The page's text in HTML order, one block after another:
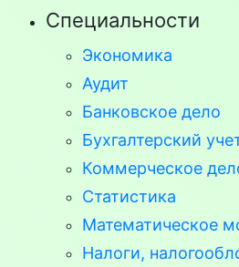
Специальности
Экономика
Аудит
Банковское дело
Бухгалтерский
Коммерческое
Статистика
Математическое
Налоги,